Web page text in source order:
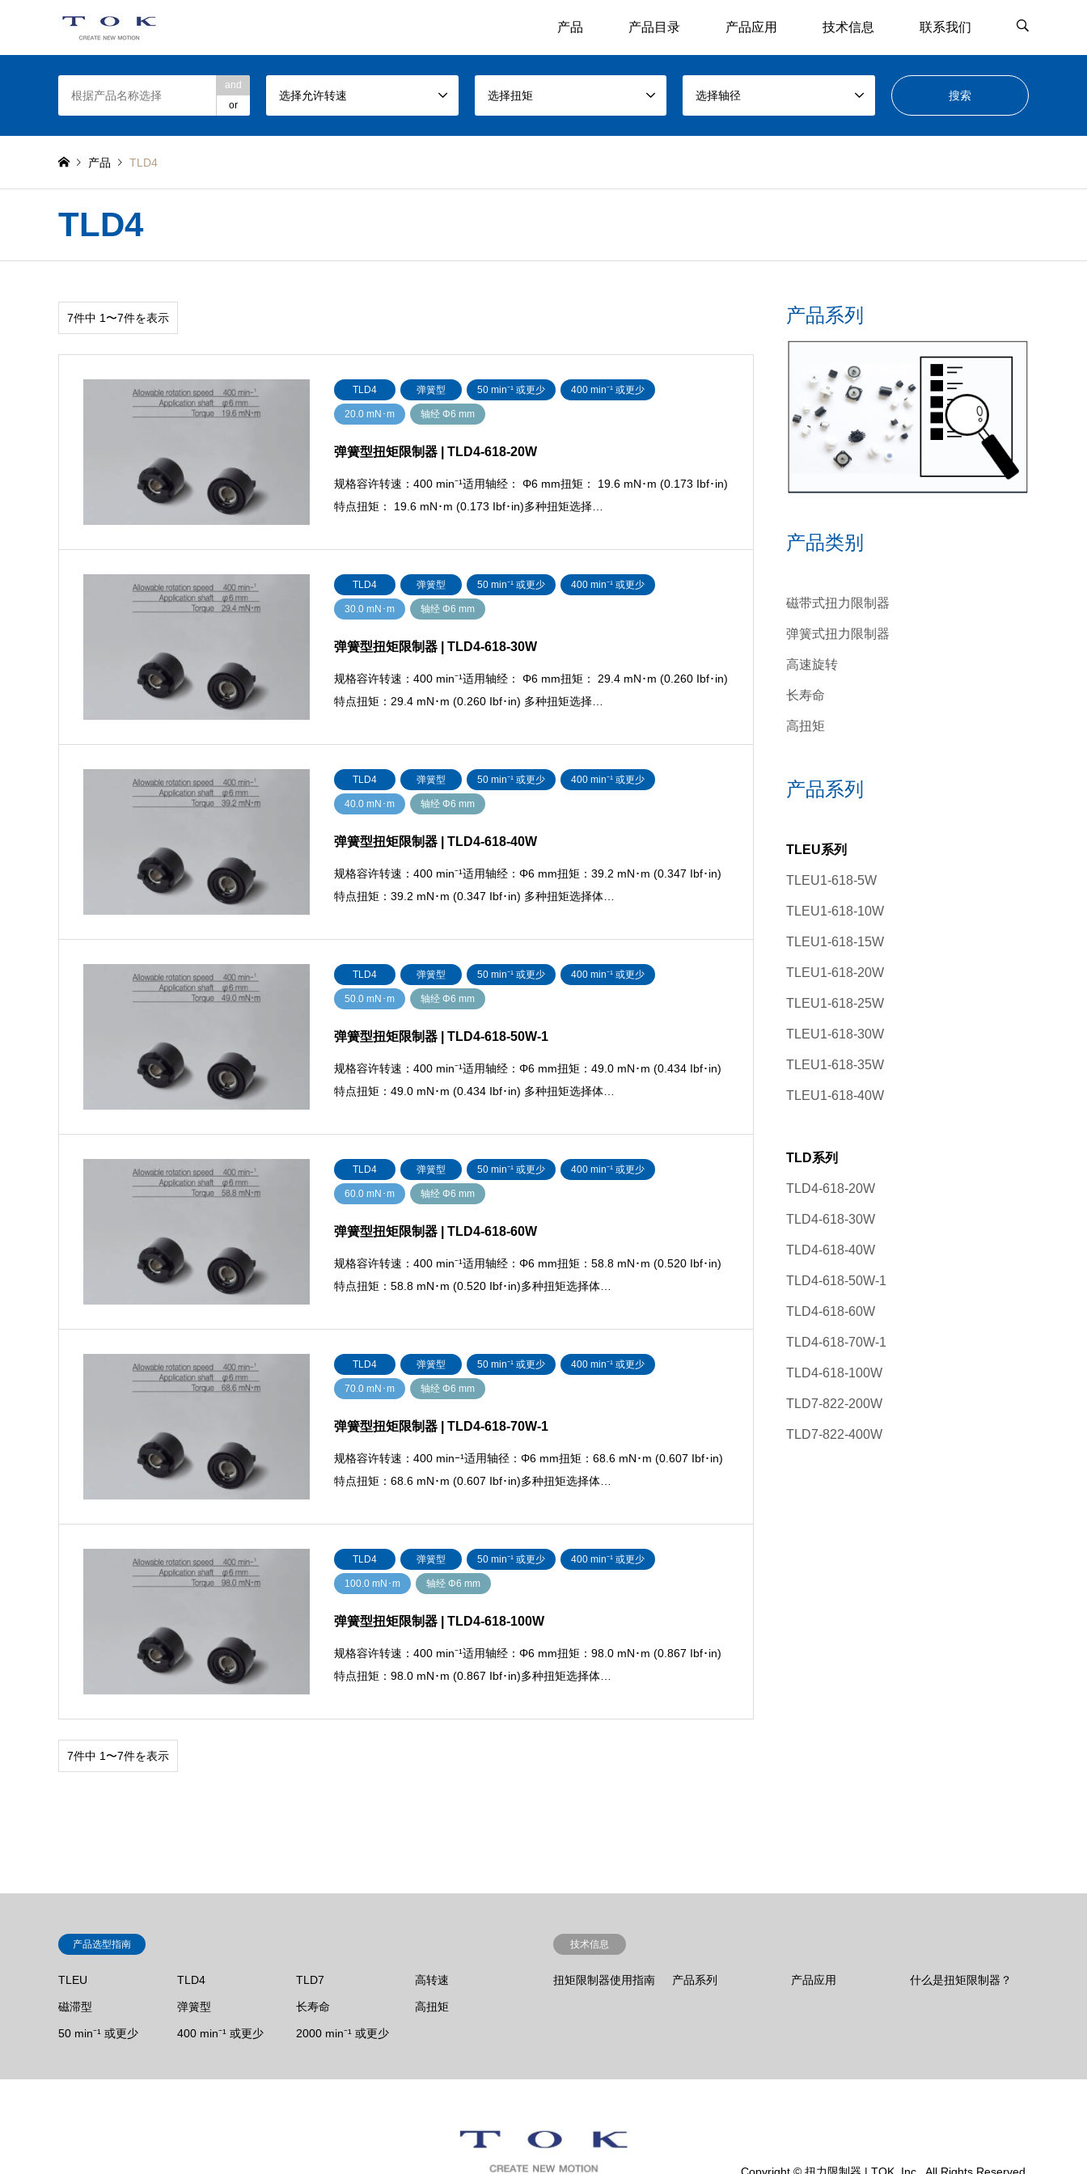
产品 产品目录 产品应用 技术信息 联系我们
and
or
选择允许转速 选择扭矩 选择轴径
产品 TLD4
TLD4
7件中 1〜7件を表示
TLD4 弹簧型 50 min⁻¹ 或更少 400 min⁻¹ 或更少
20.0 mN･m 轴经 Φ6 mm
弹簧型扭矩限制器 | TLD4-618-20W
规格容许转速：400 min⁻¹适用轴经： Φ6 mm扭矩： 19.6 mN･m (0.173 Ibf･in)
特点扭矩： 19.6 mN･m (0.173 Ibf･in)多种扭矩选择…
TLD4 弹簧型 50 min⁻¹ 或更少 400 min⁻¹ 或更少
30.0 mN･m 轴经 Φ6 mm
弹簧型扭矩限制器 | TLD4-618-30W
规格容许转速：400 min⁻¹适用轴经： Φ6 mm扭矩： 29.4 mN･m (0.260 Ibf･in)
特点扭矩：29.4 mN･m (0.260 Ibf･in) 多种扭矩选择…
TLD4 弹簧型 50 min⁻¹ 或更少 400 min⁻¹ 或更少
40.0 mN･m 轴经 Φ6 mm
弹簧型扭矩限制器 | TLD4-618-40W
规格容许转速：400 min⁻¹适用轴经：Φ6 mm扭矩：39.2 mN･m (0.347 Ibf･in)
特点扭矩：39.2 mN･m (0.347 Ibf･in) 多种扭矩选择体…
TLD4 弹簧型 50 min⁻¹ 或更少 400 min⁻¹ 或更少
50.0 mN･m 轴经 Φ6 mm
弹簧型扭矩限制器 | TLD4-618-50W-1
规格容许转速：400 min⁻¹适用轴经：Φ6 mm扭矩：49.0 mN･m (0.434 Ibf･in)
特点扭矩：49.0 mN･m (0.434 Ibf･in) 多种扭矩选择体…
TLD4 弹簧型 50 min⁻¹ 或更少 400 min⁻¹ 或更少
60.0 mN･m 轴经 Φ6 mm
弹簧型扭矩限制器 | TLD4-618-60W
规格容许转速：400 min⁻¹适用轴经：Φ6 mm扭矩：58.8 mN･m (0.520 Ibf･in)
特点扭矩：58.8 mN･m (0.520 Ibf･in)多种扭矩选择体…
TLD4 弹簧型 50 min⁻¹ 或更少 400 min⁻¹ 或更少
70.0 mN･m 轴经 Φ6 mm
弹簧型扭矩限制器 | TLD4-618-70W-1
规格容许转速：400 minｰ¹适用轴径：Φ6 mm扭矩：68.6 mN･m (0.607 Ibf･in)
特点扭矩：68.6 mN･m (0.607 Ibf･in)多种扭矩选择体…
TLD4 弹簧型 50 min⁻¹ 或更少 400 min⁻¹ 或更少
100.0 mN･m 轴经 Φ6 mm
弹簧型扭矩限制器 | TLD4-618-100W
规格容许转速：400 min⁻¹适用轴经：Φ6 mm扭矩：98.0 mN･m (0.867 Ibf･in)
特点扭矩：98.0 mN･m (0.867 Ibf･in)多种扭矩选择体…
7件中 1〜7件を表示
产品系列
产品类别
磁带式扭力限制器
弹簧式扭力限制器
高速旋转
长寿命
高扭矩
产品系列
TLEU系列
TLEU1-618-5W
TLEU1-618-10W
TLEU1-618-15W
TLEU1-618-20W
TLEU1-618-25W
TLEU1-618-30W
TLEU1-618-35W
TLEU1-618-40W
TLD系列
TLD4-618-20W
TLD4-618-30W
TLD4-618-40W
TLD4-618-50W-1
TLD4-618-60W
TLD4-618-70W-1
TLD4-618-100W
TLD7-822-200W
TLD7-822-400W
产品选型指南
TLEU TLD4 TLD7 高转速
磁滞型 弹簧型 长寿命 高扭矩
50 min⁻¹ 或更少 400 min⁻¹ 或更少 2000 min⁻¹ 或更少
技术信息
扭矩限制器使用指南 产品系列 产品应用 什么是扭矩限制器？